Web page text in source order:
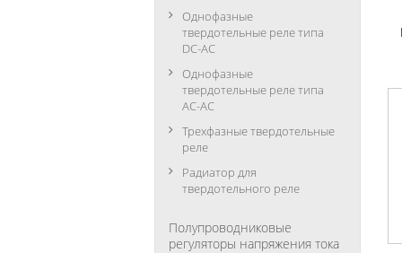
Однофазные
твердотельные реле типа
DC-АC
Однофазные
твердотельные реле типа
АC-АC
Трехфазные твердотельные
реле
Радиатор для
твердотельного реле
Полупроводниковые
регуляторы напряжения тока